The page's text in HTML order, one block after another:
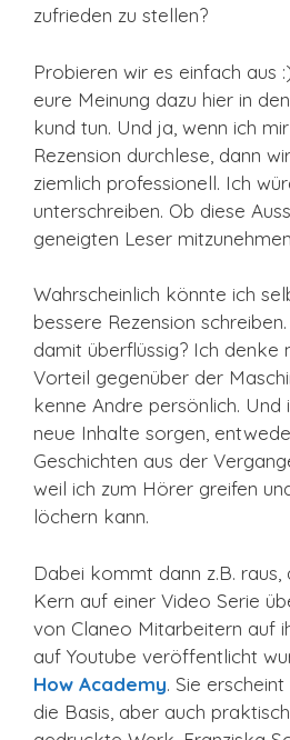
zufrieden zu stellen?
Probieren wir es einfach aus
eure Meinung dazu hier in
kund tun. Und ja, wenn ich
Rezension durchlese, dann
ziemlich professionell. Ich
unterschreiben. Ob diese
geneigten Leser
Wahrscheinlich könnte ich
bessere Rezension
damit überflüssig? Ich denke
Vorteil gegenüber der
kenne Andre persönlich.
neue Inhalte sorgen,
Geschichten aus der
weil ich zum Hörer greifen
löchern kann.
Dabei kommt dann z.B. raus,
Kern auf einer Video Serie
von Claneo Mitarbeitern auf
auf Youtube veröffentlicht
How Academy. Sie
die Basis, aber auch